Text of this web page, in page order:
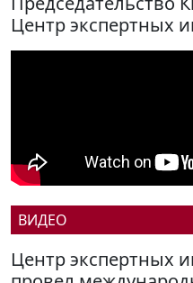
Центр экспертных
ВИДЕО
Центр экспертных